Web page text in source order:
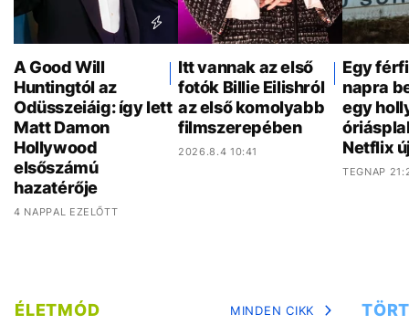
A Good Will
Huntingtól az
Odüsszeiáig: így lett
Matt Damon
Hollywood
elsőszámú
hazatérője
4 NAPPAL EZELŐTT
Itt vannak az első
fotók Billie Eilishról
az első komolyabb
filmszerepében
2026.8.4 10:41
Egy
napra
egy
Netflix
TEGNAP
ÉLETMÓD MINDEN CIKK